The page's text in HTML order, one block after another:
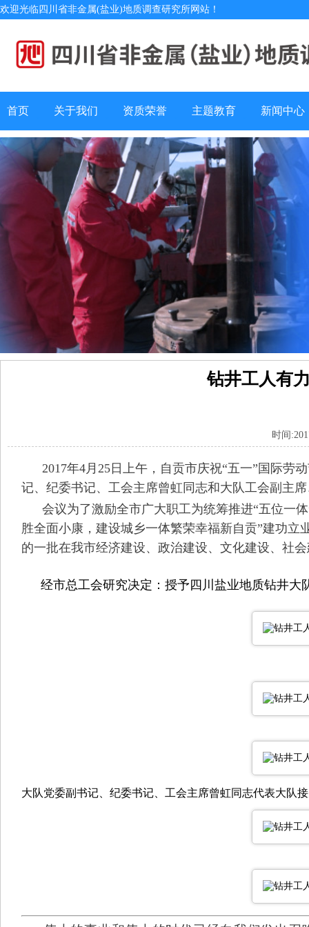
欢迎光临四川省非金属(盐业)地质调查研究所网站！
首页 关于我们 资质荣誉 主题教育 新闻中心
钻井工人有
时间
2017年4月25日上午，自贡市庆祝“五一”国际劳
记、纪委书记、工会主席曾虹同志和大队工会副主
会议为了激励全市广大职工为统筹推进“五位一
胜全面小康，建设城乡一体繁荣幸福新自贡”建功
的一批在我市经济建设、政治建设、文化建设、社
经市总工会研究决定：授予四川盐业地质钻井大
大队党委副书记、纪委书记、工会主席曾虹同志代表大队